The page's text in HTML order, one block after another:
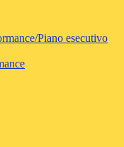
Piano esecutivo